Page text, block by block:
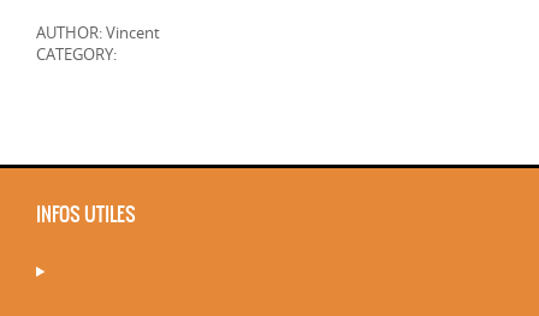
AUTHOR: Vincent
CATEGORY:
INFOS UTILES